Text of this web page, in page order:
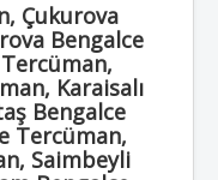
Çukurova
Bengalce
Karaisalı
Bengalce
Tercüman,
Saimbeyli